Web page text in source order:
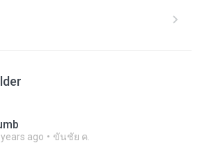
ago ขันชัย ค.